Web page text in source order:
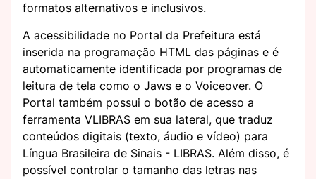
formatos alternativos e inclusivos.
A acessibilidade no Portal da Prefeitura está
inserida na programação HTML das páginas e é
automaticamente identificada por programas de
leitura de tela como o Jaws e o Voiceover. O
Portal também possui o botão de acesso a
ferramenta VLIBRAS em sua lateral, que traduz
conteúdos digitais (texto, áudio e vídeo) para
Língua Brasileira de Sinais - LIBRAS. Além disso, é
possível controlar o tamanho das letras nas